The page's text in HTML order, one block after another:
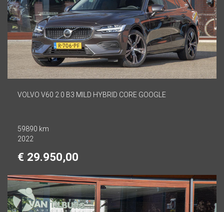
VOLVO V60 2.0 B3 MILD HYBRID CORE GOOGLE
59890 km
2022
€ 29.950,00